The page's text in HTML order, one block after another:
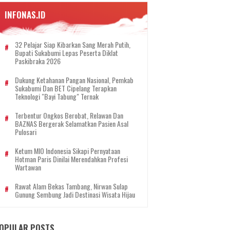
INFONAS.ID
32 Pelajar Siap Kibarkan Sang Merah Putih,
Bupati Sukabumi Lepas Peserta Diklat
Paskibraka 2026
Dukung Ketahanan Pangan Nasional, Pemkab
Sukabumi Dan BET Cipelang Terapkan
Teknologi "Bayi Tabung" Ternak
Terbentur Ongkos Berobat, Relawan Dan
BAZNAS Bergerak Selamatkan Pasien Asal
Pulosari
Ketum MIO Indonesia Sikapi Pernyataan
Hotman Paris Dinilai Merendahkan Profesi
Wartawan
Rawat Alam Bekas Tambang, Nirwan Sulap
Gunung Sembung Jadi Destinasi Wisata Hijau